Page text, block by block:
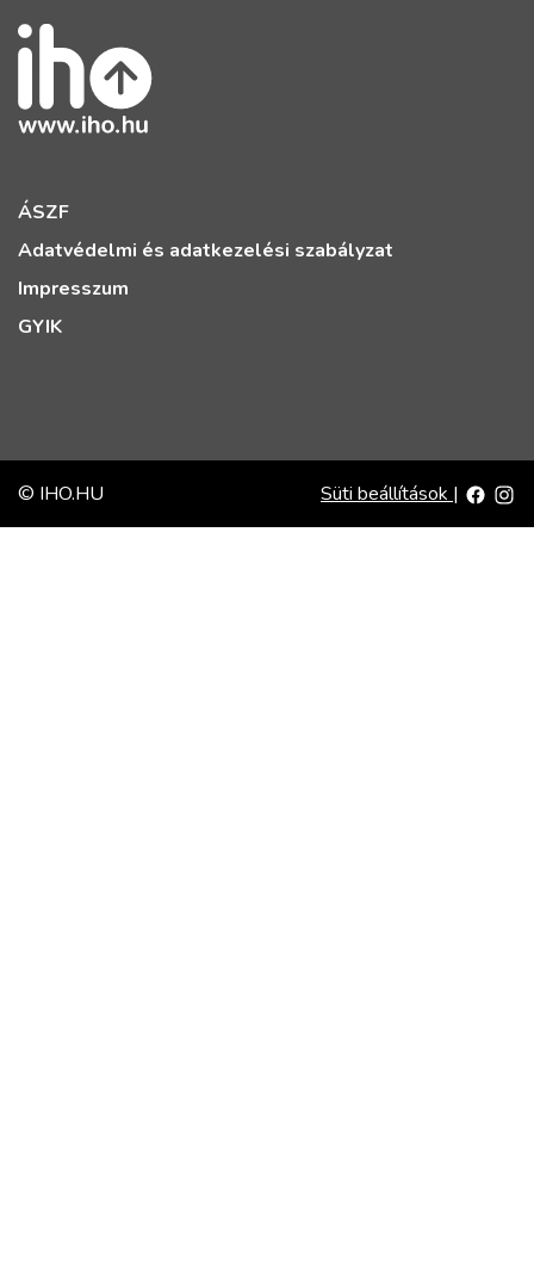
ÁSZF
Adatvédelmi és adatkezelési szabályzat
Impresszum
GYIK
© IHO.HU Süti beállítások |